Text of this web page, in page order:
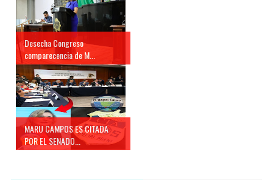
Desecha Congreso
comparecencia de M...
MARU CAMPOS ES CITADA
POR EL SENADO...